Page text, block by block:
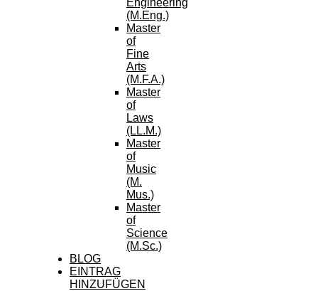
Engineering
(M.Eng.)
Master
of
Fine
Arts
(M.F.A.)
Master
of
Laws
(LL.M.)
Master
of
Music
(M.
Mus.)
Master
of
Science
(M.Sc.)
BLOG
EINTRAG
HINZUFÜGEN